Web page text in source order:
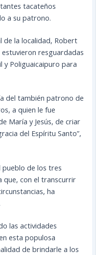
tacateños
a su patrono.
la localidad, Robert
resguardadas
y Poliguaicaipuro para
del también patrono de
a quien le fue
María y Jesús, de criar
del Espíritu Santo”,
de los tres
que, con el transcurrir
ha
las actividades
esta populosa
de brindarle a los